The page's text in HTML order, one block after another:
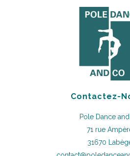
Contactez-
Pole Dance
71 rue
31670